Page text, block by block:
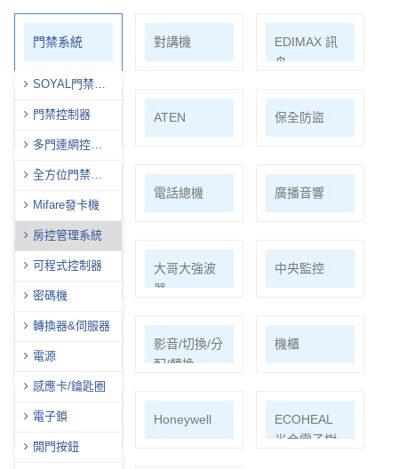
門禁系統
SOYAL門禁全
門禁控制器
多門連網控制
全方位門禁讀
Mifare發卡機
房控管理系統
可程式控制器
密碼機
轉換器&伺服器
電源
感應卡/鑰匙圈
電子鎖
開門按鈕
對講機
EDIMAX 訊
舟
PSTEK 五角 ATEN 保全防盜
電話總機 廣播音響
車道系統
大哥大強波
器
中央監控
影音/切換/分
配/轉換
機櫃
通信水電材
料
Honeywell
ECOHEAL
光合電子樹